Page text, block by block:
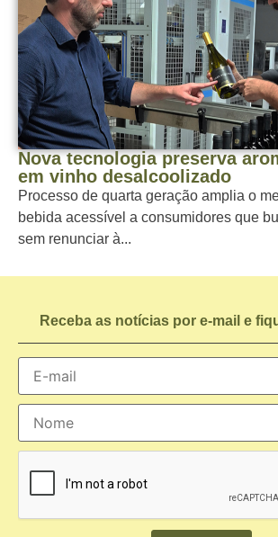
Nova tecnologia preserva
em vinho desalcoolizado
Processo de quarta geração amplia o
bebida acessível a consumidores que
sem renunciar à...
Receba as notícias por e-mail e